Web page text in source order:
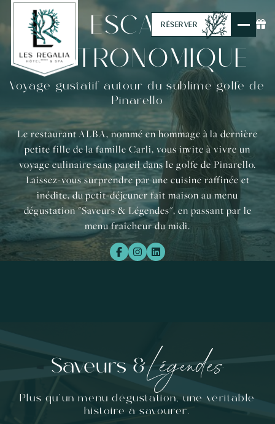
RÉSERVER
ESCALE
GASTRONOMIQUE
Voyage gustatif autour du sublime golfe de
Pinarello
Le restaurant ALBA, nommé en hommage à la dernière
petite fille de la famille Carli, vous invite à vivre un
voyage culinaire sans pareil dans le golfe de Pinarello.
Laissez-vous surprendre par une cuisine raffinée et
inédite, du petit-déjeuner fait maison au menu
dégustation "Saveurs & Légendes", en passant par le
menu fraîcheur du midi.
Saveurs &Légendes
Plus qu’un menu dégustation, une véritable
histoire à savourer.